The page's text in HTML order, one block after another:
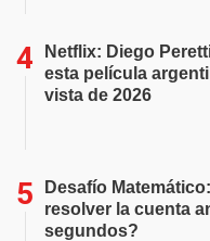
Netflix: Diego
esta película
vista de 2026
Desafío
resolver la cuenta
segundos?